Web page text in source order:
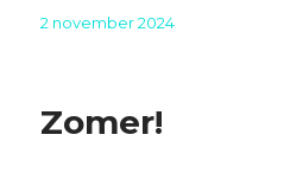
Geplaatst
2 november 2024
Zomer!